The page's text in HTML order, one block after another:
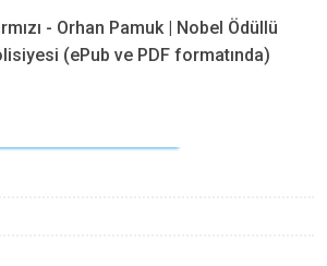
- Orhan Pamuk | Nobel Ödüllü
(ePub ve PDF formatında)